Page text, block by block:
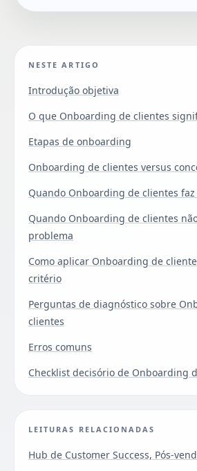
NESTE ARTIGO
Introdução objetiva
O que Onboarding de clientes
Etapas de onboarding
Onboarding de clientes versus
Quando Onboarding de clientes
Quando Onboarding de clientes
problema
Como aplicar Onboarding de
critério
Perguntas de diagnóstico sobre
clientes
Erros comuns
Checklist decisório de Onboarding
LEITURAS RELACIONADAS
Hub de Customer Success, Pós-